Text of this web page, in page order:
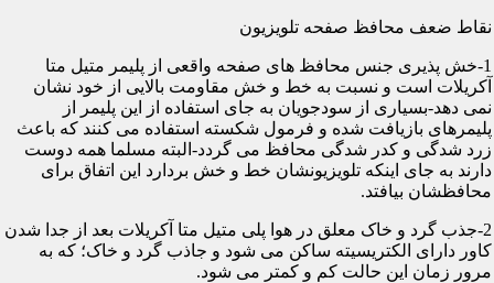
نقاط ضعف محافظ صفحه تلویزیون
1-خش پذیری جنس محافظ های صفحه واقعی از پلیمر متیل متا
آکریلات است و نسبت به خط و خش مقاومت بالایی از خود نشان
نمی دهد-بسیاری از سودجویان به جای استفاده از این پلیمر از
پلیمرهای بازیافت شده و فرمول شکسته استفاده می کنند که باعث
زرد شدگی و کدر شدگی محافظ می گردد-البته مسلما همه دوست
دارند به جای اینکه تلویزیونشان خط و خش بردارد این اتفاق برای
محافظشان بیافتد.
2-جذب گرد و خاک معلق در هوا پلی متیل متا آکریلات بعد از جدا شدن
کاور دارای الکتریسیته ساکن می شود و جاذب گرد و خاک؛ که به
مرور زمان این حالت کم و کمتر می شود.